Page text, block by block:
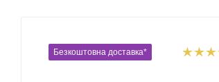
Безкоштовна доставка*